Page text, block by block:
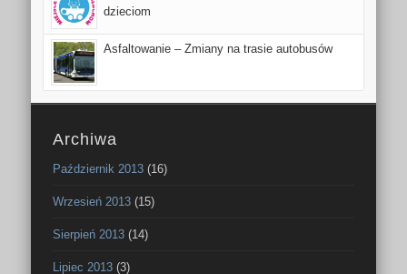
dzieciom
Asfaltowanie – Zmiany na trasie autobusów
Archiwa
Październik 2013 (16)
Wrzesień 2013 (15)
Sierpień 2013 (14)
Lipiec 2013 (3)